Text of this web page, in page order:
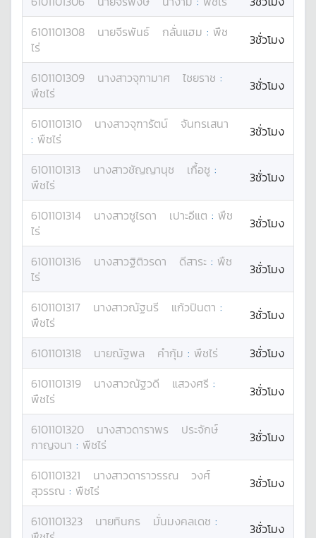
6101101308
นายจีรพันธ์ กลั่นแฮม : พืช
ไร่
3ชั่วโมง
6101101309 นางสาวจุฑามาศ ไชยราช :
พืชไร่
3ชั่วโมง
6101101310 นางสาวจุฑารัตน์
จันทรเสนา
: พืชไร่ 3ชั่วโมง
6101101313 นางสาวชัญญานุช เกื้อชู :
พืชไร่
3ชั่วโมง
6101101314 นางสาวซูไรดา เปาะอีแต : พืช
ไร่
3ชั่วโมง
6101101316 นางสาวฐิติวรดา ดีสาระ : พืช
ไร่
3ชั่วโมง
6101101317 นางสาวณัฐนรี แก้วปินตา :
พืชไร่
3ชั่วโมง
6101101318 นายณัฐพล คำกุ้ม : พืชไร่
3ชั่วโมง
6101101319
นางสาวณัฐวดี แสวงศรี :
พืชไร่
3ชั่วโมง
6101101320 นางสาวดาราพร
ประจักษ์
กาญจนา : พืชไร่ 3ชั่วโมง
6101101321 นางสาวดาราวรรณ
วงศ์
สุวรรณ : พืชไร่ 3ชั่วโมง
6101101323 นายทินกร มั่นมงคลเดช :
3ชั่วโมง